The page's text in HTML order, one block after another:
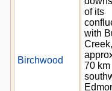
Birchwood
of its
with
Creek,
70 km